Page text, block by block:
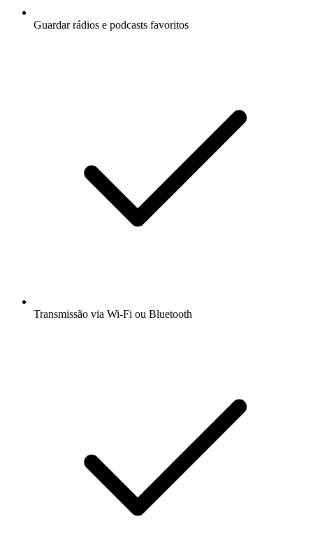
Guardar rádios e podcasts favoritos
Transmissão via Wi-Fi ou Bluetooth